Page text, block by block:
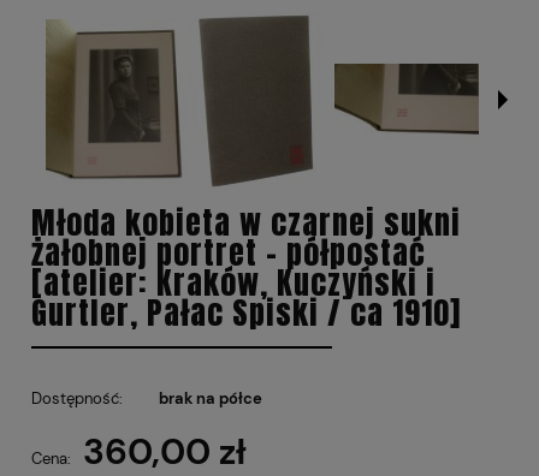
Młoda kobieta w czarnej sukni
żałobnej portret - półpostać
[atelier: Kraków, Kuczyński i
Gurtler, Pałac Spiski / ca 1910]
Dostępność: brak na półce
Cena: 360,00 zł